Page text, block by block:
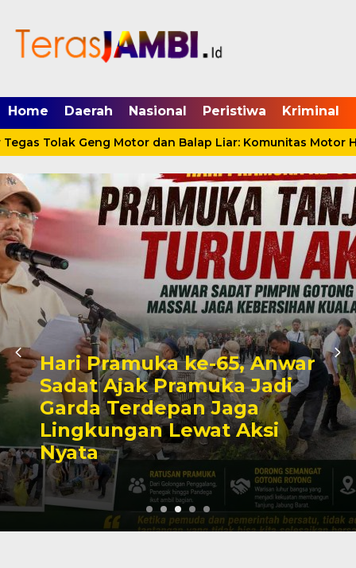
Home Daerah Nasional Peristiwa Kriminal
Tolak Geng Motor dan Balap Liar: Komunitas Motor
Hari Pramuka ke-65, Anwar
Sadat Ajak Pramuka Jadi
Garda Terdepan Jaga
Lingkungan Lewat Aksi
Nyata